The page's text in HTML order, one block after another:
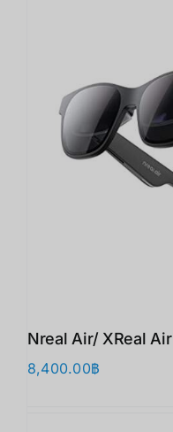
Nreal Air/ XReal Air
8,400.00฿